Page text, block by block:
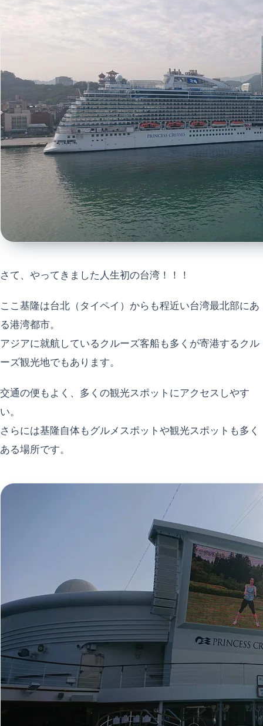
さて、やってきました人生初の台湾！！！
ここ基隆は台北（タイペイ）からも程近い台湾最北部にあ
る港湾都市。
アジアに就航しているクルーズ客船も多くが寄港するクル
ーズ観光地でもあります。
交通の便もよく、多くの観光スポットにアクセスしやす
い。
さらには基隆自体もグルメスポットや観光スポットも多く
ある場所です。